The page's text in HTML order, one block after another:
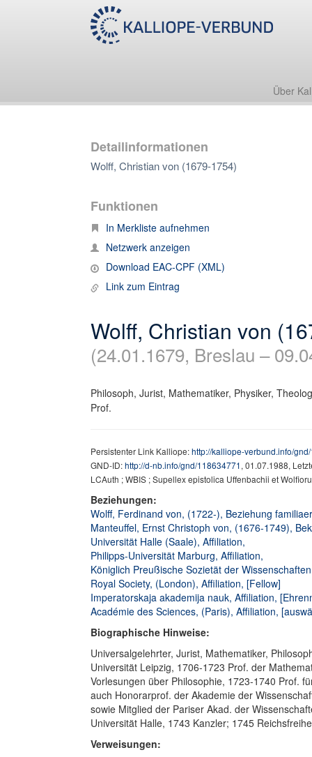
Über
Detailinformationen
Wolff, Christian von (1679-1754)
Funktionen
In Merkliste aufnehmen
Netzwerk anzeigen
Download EAC-CPF (XML)
Link zum Eintrag
Wolff, Christian von
(24.01.1679, Breslau –
Philosoph, Jurist, Mathematiker, Physiker,
Prof.
Persistenter Link Kalliope:http://kalliope-verbund.info/
GND-ID:http://d-nb.info/gnd/118634771, 01.07.1988,
LCAuth ; WBIS ; Supellex epistolica Uffenbachii et
Beziehungen:
Wolff, Ferdinand von, (1722-), Beziehung
Manteuffel, Ernst Christoph von, (1676-1749),
Universität Halle (Saale), Affiliation,
Philipps-Universität Marburg, Affiliation,
Königlich Preußische Sozietät der
Royal Society, (London), Affiliation, [Fellow]
Imperatorskaja akademija nauk, Affiliation,
Académie des Sciences, (Paris), Affiliation,
Biographische Hinweise:
Universalgelehrter, Jurist, Mathematiker,
Universität Leipzig, 1706-1723 Prof. der
Vorlesungen über Philosophie, 1723-1740 Prof.
auch Honorarprof. der Akademie der
sowie Mitglied der Pariser Akad. der
Universität Halle, 1743 Kanzler; 1745
Verweisungen: